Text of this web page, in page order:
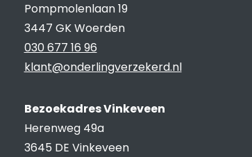
Pompmolenlaan 19
3447 GK Woerden
030 677 16 96
klant@onderlingverzekerd.nl
Bezoekadres Vinkeveen
Herenweg 49a
3645 DE Vinkeveen